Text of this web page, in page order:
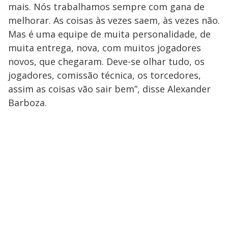
mais. Nós trabalhamos sempre com gana de
melhorar. As coisas às vezes saem, às vezes não.
Mas é uma equipe de muita personalidade, de
muita entrega, nova, com muitos jogadores
novos, que chegaram. Deve-se olhar tudo, os
jogadores, comissão técnica, os torcedores,
assim as coisas vão sair bem”, disse Alexander
Barboza.